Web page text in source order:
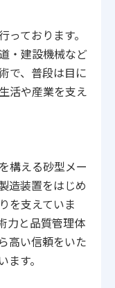
っております。
・建設機械など
で、普段は目に
活や産業を支え
構える砂型メー
造装置をはじめ
を支えていま
力と品質管理体
高い信頼をいた
す。